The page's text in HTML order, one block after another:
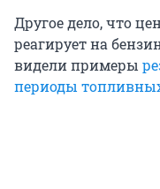
Другое дело, что
реагирует на
видели примеры
периоды